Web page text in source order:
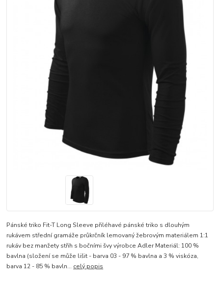
Pánské triko Fit-T Long Sleeve přiléhavé pánské triko s dlouhým
rukávem střední gramáže průkrčník lemovaný žebrovým materiálem 1:1
rukáv bez manžety střih s bočními švy výrobce Adler Materiál: 100 %
bavlna (složení se může lišit - barva 03 - 97 % bavlna a 3 % viskóza,
barva 12 - 85 % bavln... celý popis